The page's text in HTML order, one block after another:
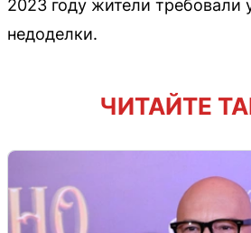
2023 году жители требовали
недоделки.
ЧИТАЙТЕ